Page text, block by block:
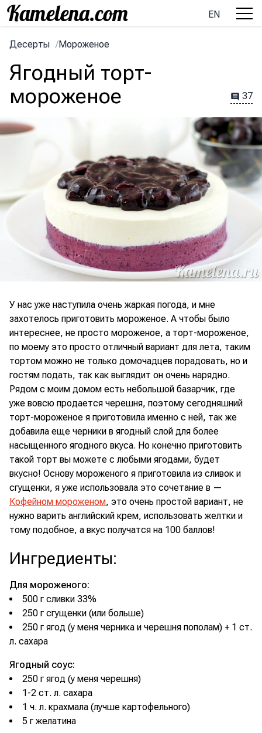
EN
Десерты /Мороженое
Ягодный торт-
мороженое
37
У нас уже наступила очень жаркая погода, и мне
захотелось приготовить мороженое. А чтобы было
интереснее, не просто мороженое, а торт-мороженое,
по моему это просто отличный вариант для лета, таким
тортом можно не только домочадцев порадовать, но и
гостям подать, так как выглядит он очень нарядно.
Рядом с моим домом есть небольшой базарчик, где
уже вовсю продается черешня, поэтому сегодняшний
торт-мороженое я приготовила именно с ней, так же
добавила еще черники в ягодный слой для более
насыщенного ягодного вкуса. Но конечно приготовить
такой торт вы можете с любыми ягодами, будет
вкусно! Основу мороженого я приготовила из сливок и
сгущенки, я уже использовала это сочетание в —
Кофейном мороженом, это очень простой вариант, не
нужно варить английский крем, использовать желтки и
тому подобное, а вкус получатся на 100 баллов!
Ингредиенты:
Для мороженого:
500 г сливки 33%
250 г сгущенки (или больше)
250 г ягод (у меня черника и черешня пополам) + 1 ст.
л. сахара
Ягодный соус:
250 г ягод (у меня черешня)
1-2 ст. л. сахара
1 ч. л. крахмала (лучше картофельного)
5 г желатина